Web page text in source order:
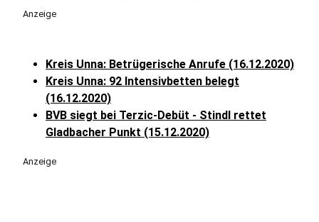
Anzeige
Kreis Unna: Betrügerische Anrufe (16.12.2020)
Kreis Unna: 92 Intensivbetten belegt
(16.12.2020)
BVB siegt bei Terzic-Debüt - Stindl rettet
Gladbacher Punkt (15.12.2020)
Anzeige